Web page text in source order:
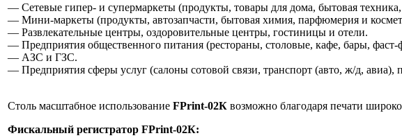
— Сетевые гипер- и супермаркеты (продукты, товары для дома, бытовая
— Мини-маркеты (продукты, автозапчасти, бытовая химия, парфюмерия и
— Развлекательные центры, оздоровительные центры, гостиницы и отели.
— Предприятия общественного питания (рестораны, столовые, кафе, бары, фаст-
— АЗС и ГЗС.
— Предприятия сферы услуг (салоны сотовой связи, транспорт (авто, ж/д,
Столь масштабное использование FPrint-02К возможно благодаря печати
Фискальный регистратор FPrint-02К: